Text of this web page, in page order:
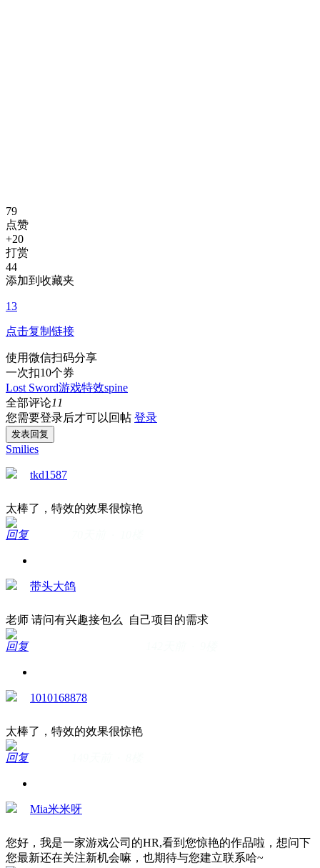
79
点赞
+20
打赏
44
添加到收藏夹
13
点击复制链接
使用微信扫码分享
一次扣10个券
Lost Sword游戏特效spine
全部评论11
您需要登录后才可以回帖 登录
发表回复
Smilies
tkd1587
太棒了，特效的效果很惊艳
回复
带头大鸽
老师 请问有兴趣接包么 自己项目的需求
回复
1010168878
太棒了，特效的效果很惊艳
回复
Mia米米呀
您好，我是一家游戏公司的HR,看到您惊艳的作品啦，想问下
您最新还在关注新机会嘛，也期待与您建立联系哈~